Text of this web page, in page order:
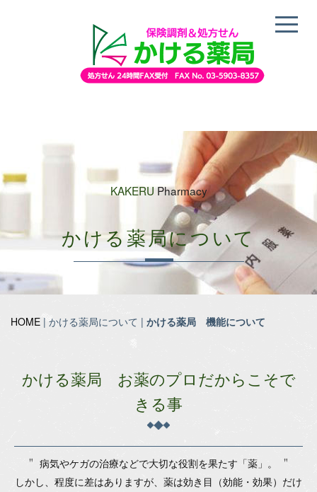
KAKERUPharmacy
かける薬局について
HOME | かける薬局について | かける薬局 機能について
かける薬局 お薬のプロだからこそで
きる事
病気やケガの治療などで大切な役割を果たす「薬」。
しかし、程度に差はありますが、薬は効き目（効能・効果）だけ